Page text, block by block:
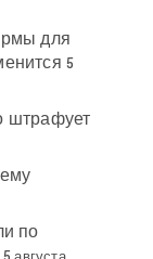
для
5
штрафует
по